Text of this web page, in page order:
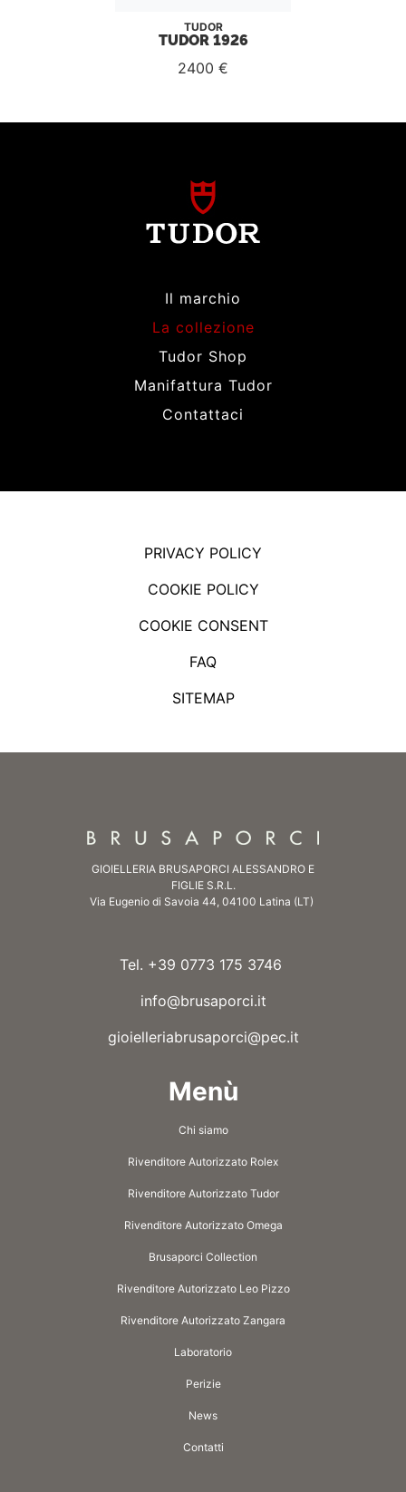
TUDOR
TUDOR 1926
2400 €
Il marchio
La collezione
Tudor Shop
Manifattura Tudor
Contattaci
PRIVACY POLICY
COOKIE POLICY
COOKIE CONSENT
FAQ
SITEMAP
GIOIELLERIA BRUSAPORCI ALESSANDRO E
FIGLIE S.R.L.
Via Eugenio di Savoia 44, 04100 Latina (LT)
Tel. +39 0773 175 3746
info@brusaporci.it
gioielleriabrusaporci@pec.it
Menù
Chi siamo
Rivenditore Autorizzato Rolex
Rivenditore Autorizzato Tudor
Rivenditore Autorizzato Omega
Brusaporci Collection
Rivenditore Autorizzato Leo Pizzo
Rivenditore Autorizzato Zangara
Laboratorio
Perizie
News
Contatti